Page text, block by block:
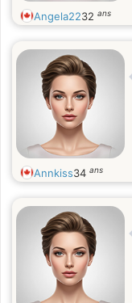
Angela2232 ans
Annkiss34 ans